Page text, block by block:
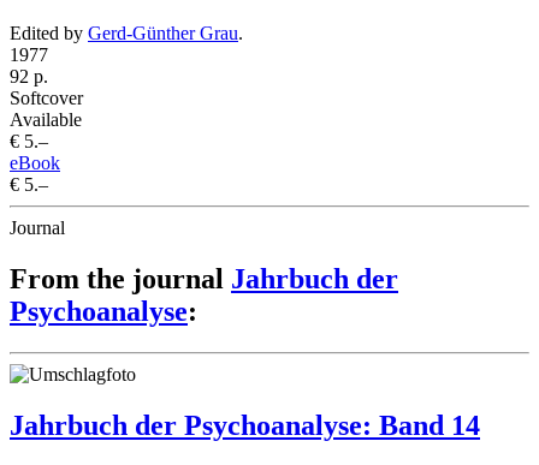
Edited by Gerd-Günther Grau.
1977
92 p.
Softcover
Available
€ 5.–
eBook
€ 5.–
Journal
From the journal Jahrbuch der
Psychoanalyse:
Jahrbuch der Psychoanalyse: Band 14